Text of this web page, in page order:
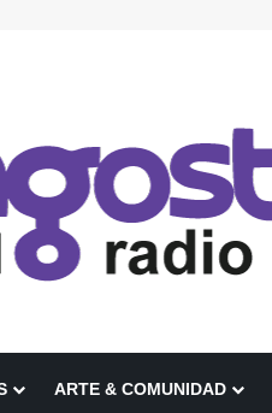
ARTE & COMUNIDAD